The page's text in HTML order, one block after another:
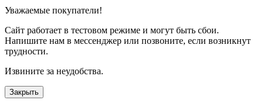
Уважаемые покупатели!
Сайт работает в тестовом режиме и могут быть сбои.
Напишите нам в мессенджер или позвоните, если возникнут
трудности.
Извините за неудобства.
Закрыть